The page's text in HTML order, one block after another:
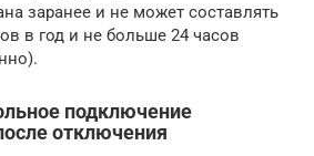
заранее и не может составлять
в год и не больше 24 часов
подключение
отключения